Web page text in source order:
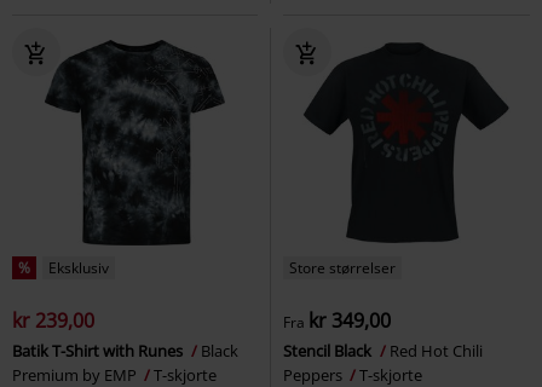
% Eksklusiv
kr 239,00
Batik T-Shirt with Runes
Black
Premium by EMP
T-skjorte
Store størrelser
Fra kr 349,00
Stencil Black
Red Hot Chili
Peppers
T-skjorte